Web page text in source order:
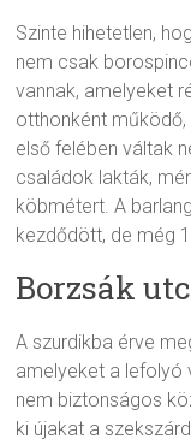
Szinte hihetetlen,
nem csak
vannak, amelyeket
otthonként
első felében váltak
családok lakták,
köbmétert. A
kezdődött, de még
Borzsák
A szurdikba érve
amelyeket a lefolyó
nem biztonságos
ki újakat a